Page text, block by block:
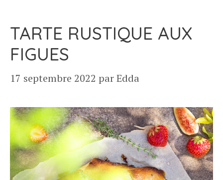
TARTE RUSTIQUE AUX
FIGUES
17 septembre 2022 parEdda